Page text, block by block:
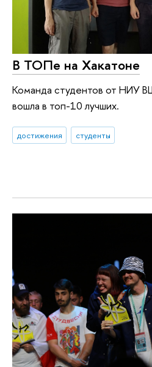
В ТОПе на Хакатоне
Команда студентов от НИУ
вошла в топ-10 лучших.
достижения студенты